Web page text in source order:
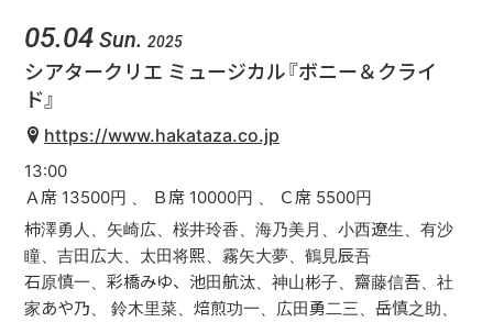
DISCOGRAPHY
CONTACT
05.04 Sun. 2025
シアタークリエ ミュージカル『ボニー＆クライ
ド』
https://www.hakataza.co.jp
13:00
Ａ席 13500円 、 Ｂ席 10000円 、 Ｃ席 5500円
柿澤勇人、矢崎広、桜井玲香、海乃美月、小西遼生、有沙
瞳、吉田広大、太田将熙、霧矢大夢、鶴見辰吾
石原慎一、彩橋みゆ、池田航汰、神山彬子、齋藤信吾、社
家あや乃、 鈴木里菜、焙煎功一、広田勇二三、岳慎之助、